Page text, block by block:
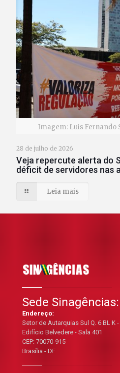
Imagem: Luis Fernando
28 de julho de 2026
Veja repercute alerta do
déficit de servidores nas
Leia mais
Sede Sinagências:
Endereço:
Setor de Autarquias Sul Q. 6 BL K
Edifício Belvedere - Sala 401
CEP: 70070-915
Brasília - DF